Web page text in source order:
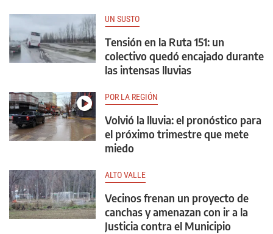
UN SUSTO
Tensión en la Ruta 151: un
colectivo quedó encajado durante
las intensas lluvias
POR LA REGIÓN
Volvió la lluvia: el pronóstico para
el próximo trimestre que mete
miedo
ALTO VALLE
Vecinos frenan un proyecto de
canchas y amenazan con ir a la
Justicia contra el Municipio